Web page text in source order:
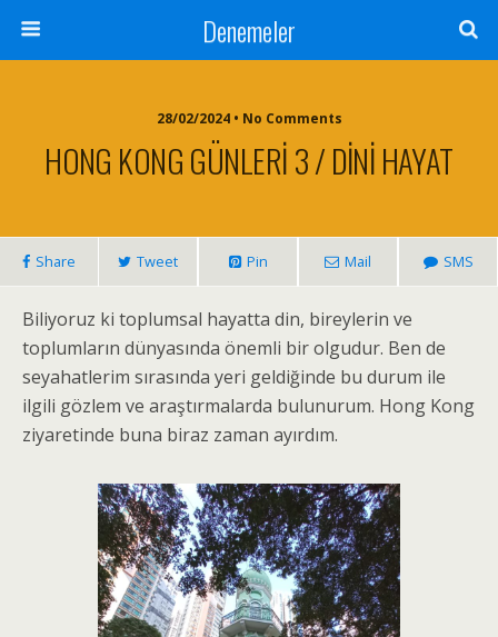
Denemeler
28/02/2024 • No Comments
HONG KONG GÜNLERİ 3 / DİNİ HAYAT
Share Tweet Pin Mail SMS
Biliyoruz ki toplumsal hayatta din, bireylerin ve
toplumların dünyasında önemli bir olgudur. Ben de
seyahatlerim sırasında yeri geldiğinde bu durum ile
ilgili gözlem ve araştırmalarda bulunurum. Hong Kong
ziyaretinde buna biraz zaman ayırdım.